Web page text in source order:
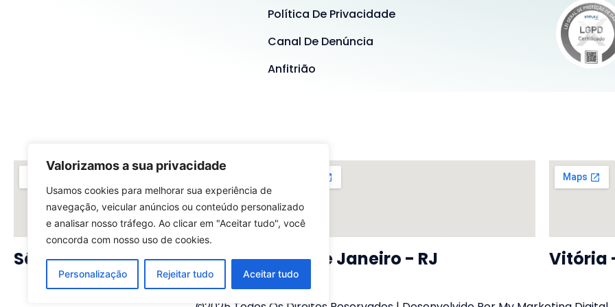
Valorizamos a sua privacidade
Usamos cookies para melhorar sua experiência de
navegação, veicular anúncios ou conteúdo personalizado
e analisar nosso tráfego. Ao clicar em "Aceitar tudo", você
concorda com nosso uso de cookies.
Personalização Rejeitar tudo Aceitar tudo
Política De Privacidade
Canal De Denúncia
Anfitrião
São Paulo - SP Rio De Janeiro - RJ Vitória